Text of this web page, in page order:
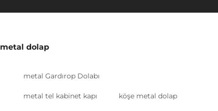
metal dolap
metal Gardırop Dolabı
metal tel kabinet kapı köşe metal dolap